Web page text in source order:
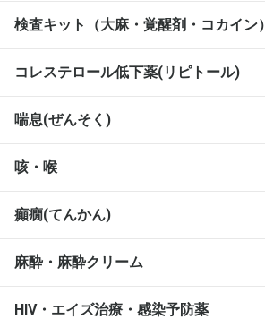
検査キット（大麻・覚醒剤・コカイン）
コレステロール低下薬(リピトール)
喘息(ぜんそく)
咳・喉
癲癇(てんかん)
麻酔・麻酔クリーム
HIV・エイズ治療・感染予防薬